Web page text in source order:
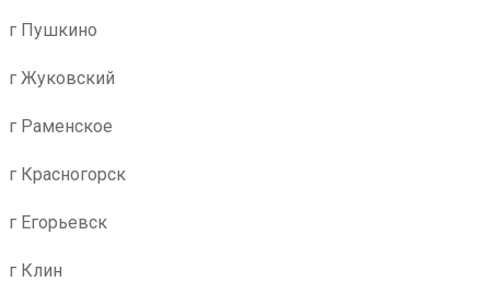
г Пушкино
г Жуковский
г Раменское
г Красногорск
г Егорьевск
г Клин